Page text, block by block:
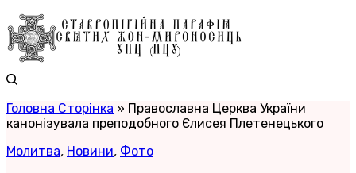
Головна Сторінка » Православна Церква України
канонізувала преподобного Єлисея Плетенецького
Молитва, Новини, Фото